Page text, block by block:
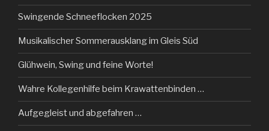
Swingende Schneeflocken 2025
Musikalischer Sommerausklang im Gleis Süd
Glühwein, Swing und feine Worte!
Wahre Kollegenhilfe beim Krawattenbinden …
Aufgegleist und abgefahren …